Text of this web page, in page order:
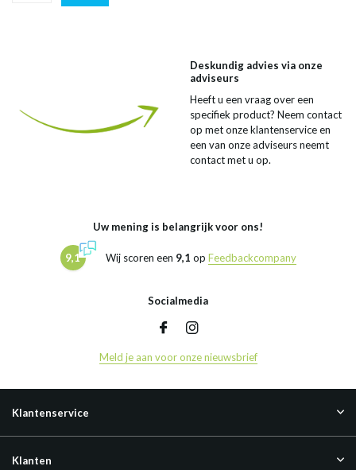
Deskundig advies via onze
adviseurs
Heeft u een vraag over een
specifiek product? Neem contact
op met onze klantenservice en
een van onze adviseurs neemt
contact met u op.
Uw mening is belangrijk voor ons!
9,1 Wij scoren een 9,1 op Feedbackcompany
Socialmedia
Meld je aan voor onze nieuwsbrief
Klantenservice
Klanten